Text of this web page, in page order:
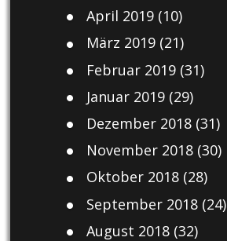
April 2019(10)
März 2019(21)
Februar 2019(31)
Januar 2019(29)
Dezember 2018(31)
November 2018(30)
Oktober 2018(28)
September 2018(24)
August 2018(32)